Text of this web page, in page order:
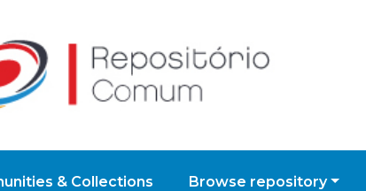
& Collections Browse repository